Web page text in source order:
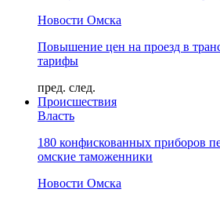
Новости Омска
Повышение цен на проезд в
тарифы
пред. след.
Происшествия
Власть
180 конфискованных приборов
омские таможенники
Новости Омска